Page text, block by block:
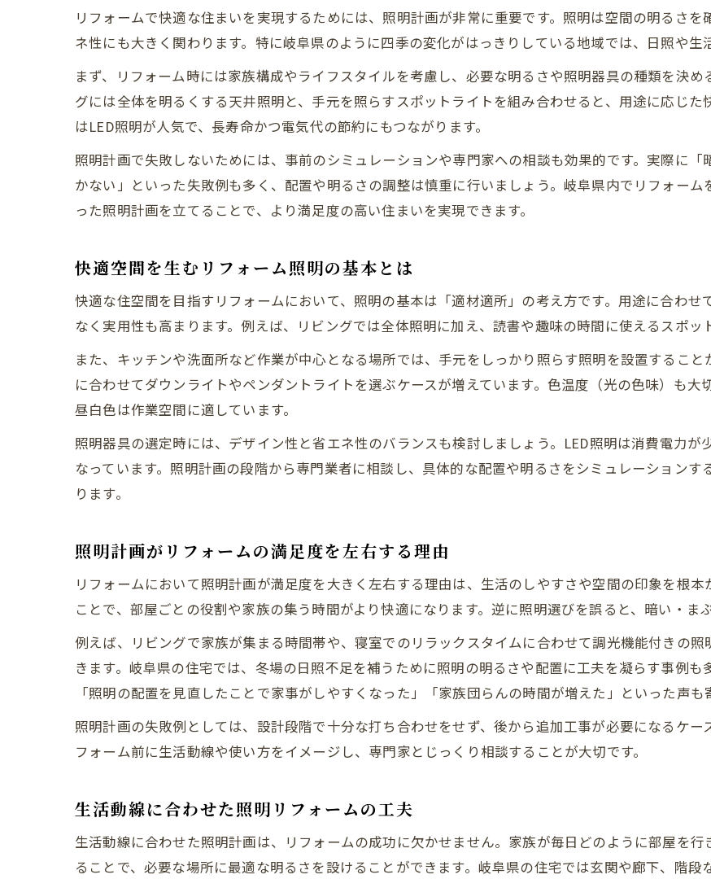
照明計画がリフォーム空間の印象を変える理由
リフォームで実現する理想の照明設計の基本
照明計画が住まいづくりに与える影響とは
用途別に考えるリフォーム照明設計の工夫
照明設計で住空間の雰囲気を高めるリフォーム術
暮らしを彩るリフォーム照明の工夫とアイデア
生活動線を考慮した照明リフォームの工夫例
リフォーム事例に学ぶ照明の効果的な工夫
照明計画で失敗を防ぐリフォームの実践術
照明選定で快適リフォームを実現する方法
インテリアと調和する照明計画の秘訣
リフォーム照明とインテリア調和の基本ポイン
リフォーム照明でおしゃれな住まいを演出
照明計画とリフォームで実現する統一感ある空
インテリアと照明リフォームのベストな組み合
リフォームで快適な住まいを実現するためには、照明計画が非常に重要です。照明は空間の明るさ
ネ性にも大きく関わります。特に岐阜県のように四季の変化がはっきりしている地域では、日照や生
まず、リフォーム時には家族構成やライフスタイルを考慮し、必要な明るさや照明器具の種類を決
グには全体を明るくする天井照明と、手元を照らすスポットライトを組み合わせると、用途に応じ
はLED照明が人気で、長寿命かつ電気代の節約にもつながります。
照明計画で失敗しないためには、事前のシミュレーションや専門家への相談も効果的です。実際に
かない」といった失敗例も多く、配置や明るさの調整は慎重に行いましょう。岐阜県内でリフォー
った照明計画を立てることで、より満足度の高い住まいを実現できます。
快適空間を生むリフォーム照明の基本とは
快適な住空間を目指すリフォームにおいて、照明の基本は「適材適所」の考え方です。用途に合わ
なく実用性も高まります。例えば、リビングでは全体照明に加え、読書や趣味の時間に使えるスポッ
また、キッチンや洗面所など作業が中心となる場所では、手元をしっかり照らす照明を設置するこ
に合わせてダウンライトやペンダントライトを選ぶケースが増えています。色温度（光の色味）も大
昼白色は作業空間に適しています。
照明器具の選定時には、デザイン性と省エネ性のバランスも検討しましょう。LED照明は消費電力
なっています。照明計画の段階から専門業者に相談し、具体的な配置や明るさをシミュレーション
ります。
照明計画がリフォームの満足度を左右する理由
リフォームにおいて照明計画が満足度を大きく左右する理由は、生活のしやすさや空間の印象を根
ことで、部屋ごとの役割や家族の集う時間がより快適になります。逆に照明選びを誤ると、暗い・ま
例えば、リビングで家族が集まる時間帯や、寝室でのリラックスタイムに合わせて調光機能付きの
きます。岐阜県の住宅では、冬場の日照不足を補うために照明の明るさや配置に工夫を凝らす事例
「照明の配置を見直したことで家事がしやすくなった」「家族団らんの時間が増えた」といった声も
照明計画の失敗例としては、設計段階で十分な打ち合わせをせず、後から追加工事が必要になるケー
フォーム前に生活動線や使い方をイメージし、専門家とじっくり相談することが大切です。
生活動線に合わせた照明リフォームの工夫
生活動線に合わせた照明計画は、リフォームの成功に欠かせません。家族が毎日どのように部屋を
ることで、必要な場所に最適な明るさを設けることができます。岐阜県の住宅では玄関や廊下、階
お問い合わせはこちら
お問い合わせはこちら